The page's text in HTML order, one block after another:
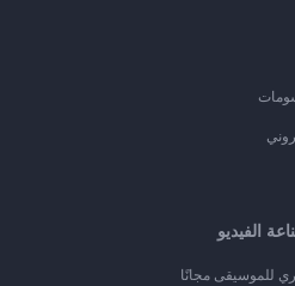
الفيديو
للموسيقى مجانًا